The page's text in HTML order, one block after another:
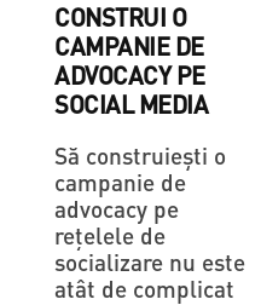
CONSTRUI O
CAMPANIE DE
ADVOCACY PE
SOCIAL MEDIA
Să construiești o
campanie de
advocacy pe
rețelele de
socializare nu este
atât de complicat